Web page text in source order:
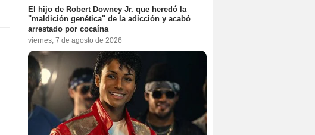
El hijo de Robert Downey Jr. que heredó la
"maldición genética" de la adicción y acabó
arrestado por cocaína
viernes, 7 de agosto de 2026